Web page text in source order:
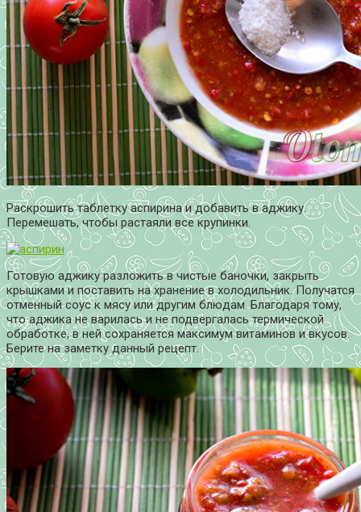
Раскрошить таблетку аспирина и добавить в аджику.
Перемешать, чтобы растаяли все крупинки.
Готовую аджику разложить в чистые баночки, закрыть
крышками и поставить на хранение в холодильник. Получатся
отменный соус к мясу или другим блюдам. Благодаря тому,
что аджика не варилась и не подвергалась термической
обработке, в ней сохраняется максимум витаминов и вкусов.
Берите на заметку данный рецепт.